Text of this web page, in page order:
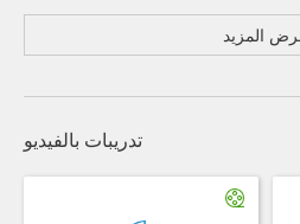
المزيد
تدريبات بالفيديو